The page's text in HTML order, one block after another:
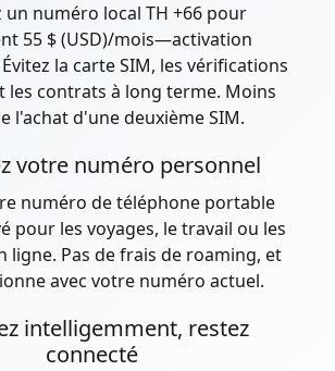
un numéro local TH +66 pour
55 $ (USD)/mois—activation
la carte SIM, les vérifications
les contrats à long terme. Moins
l'achat d'une deuxième SIM.
votre numéro personnel
numéro de téléphone portable
pour les voyages, le travail ou les
ligne. Pas de frais de roaming, et
avec votre numéro actuel.
intelligemment, restez
connecté